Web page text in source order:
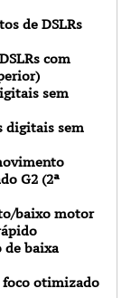
de DSLRs
com
sem
digitais sem
G2 (2ª
baixo motor
de baixa
foco otimizado